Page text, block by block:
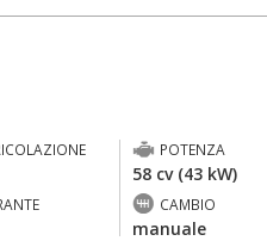
POTENZA
58 cv (43 kW)
CAMBIO
manuale